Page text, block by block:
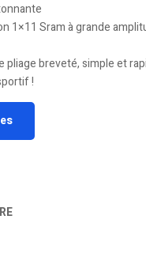
1×11 Sram à grande
pliage breveté, simple et
!